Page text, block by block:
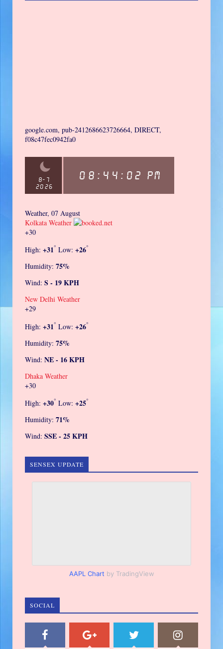
google.com, pub-2412686623726664, DIRECT,
f08c47fec0942fa0
Weather, 07 August
Kolkata Weather
+30
High: +31° Low: +26°
Humidity: 75%
Wind: S - 19 KPH
New Delhi Weather
+29
High: +31° Low: +26°
Humidity: 75%
Wind: NE - 16 KPH
Dhaka Weather
+30
High: +30° Low: +25°
Humidity: 71%
Wind: SSE - 25 KPH
SENSEX UPDATE
AAPL Chart by TradingView
SOCIAL